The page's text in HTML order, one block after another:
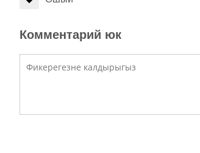
Комментарий юк